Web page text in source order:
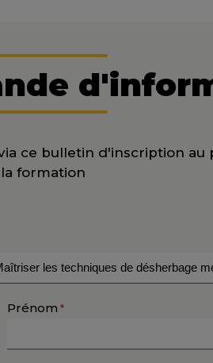
ce bulletin d'inscription au
formation
Prénom *